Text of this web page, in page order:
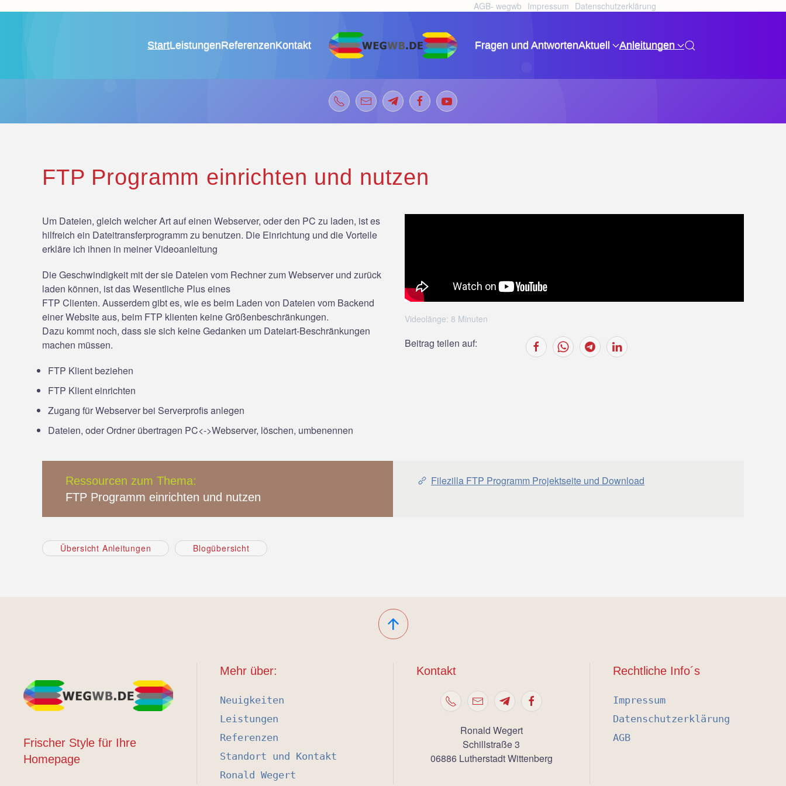
AGB- wegwb Impressum Datenschutzerklärung
StartLeistungenReferenzenKontakt Fragen und AntwortenAktuell Anleitungen
FTP Programm einrichten und nutzen
Um Dateien, gleich welcher Art auf einen Webserver, oder den PC zu laden, ist es
hilfreich ein Dateitransferprogramm zu benutzen. Die Einrichtung und die Vorteile
erkläre ich ihnen in meiner Videoanleitung
Die Geschwindigkeit mit der sie Dateien vom Rechner zum Webserver und zurück
laden können, ist das Wesentliche Plus eines
FTP Clienten. Ausserdem gibt es, wie es beim Laden von Dateien vom Backend
einer Website aus, beim FTP klienten keine Größenbeschränkungen.
Dazu kommt noch, dass sie sich keine Gedanken um Dateiart-Beschränkungen
machen müssen.
FTP Klient beziehen
FTP Klient einrichten
Zugang für Webserver bei Serverprofis anlegen
Dateien, oder Ordner übertragen PC<->Webserver, löschen, umbenennen
Videolänge: 8 Minuten
Beitrag teilen auf:
Ressourcen zum Thema:
FTP Programm einrichten und nutzen
Filezilla FTP Programm Projektseite und Download
Übersicht Anleitungen Blogübersicht
Frischer Style für Ihre
Homepage
Mehr über:
Neuigkeiten
Leistungen
Referenzen
Standort und Kontakt
Ronald Wegert
Kontakt
Ronald Wegert
Schillstraße 3
06886 Lutherstadt Wittenberg
Rechtliche Info´s
Impressum
Datenschutzerklärung
AGB